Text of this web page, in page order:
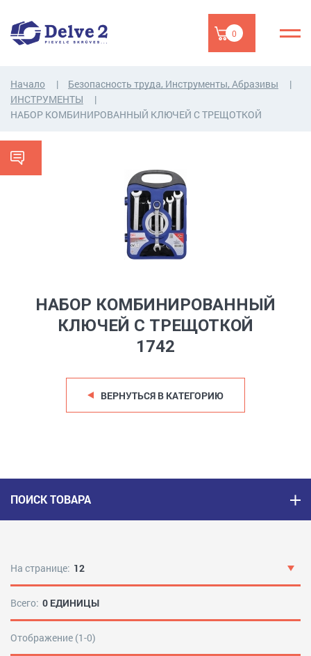
0
Начало
Безопасность труда, Инструменты, Абразивы
ИНСТРУМЕНТЫ
НАБОР КОМБИНИРОВАННЫЙ КЛЮЧЕЙ С ТРЕЩОТКОЙ
НАБОР КОМБИНИРОВАННЫЙ
КЛЮЧЕЙ С ТРЕЩОТКОЙ
1742
ВЕРНУТЬСЯ В КАТЕГОРИЮ
ПОИСК ТОВАРА
На странице: 12
Всего: 0 ЕДИНИЦЫ
Отображение (1-0)